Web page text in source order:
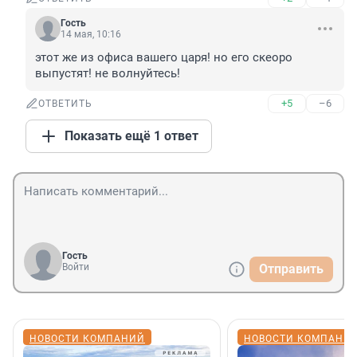
Гость
14 мая, 10:16
этот же из офиса вашего царя! но его скеоро
выпустят! не волнуйтесь!
ОТВЕТИТЬ +5 –6
Показать ещё 1 ответ
Гость
Войти
Отправить
НОВОСТИ КОМПАНИЙ НОВОСТИ